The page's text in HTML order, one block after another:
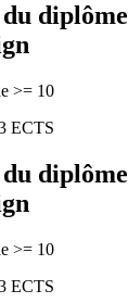
diplôme
>= 10
ECTS
diplôme
>= 10
ECTS